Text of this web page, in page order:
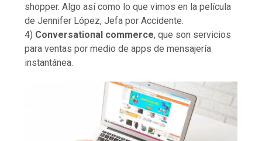
shopper. Algo así como lo que vimos en la película
de Jennifer López, Jefa por Accidente.
4) Conversational commerce, que son servicios
para ventas por medio de apps de mensajería
instantánea.